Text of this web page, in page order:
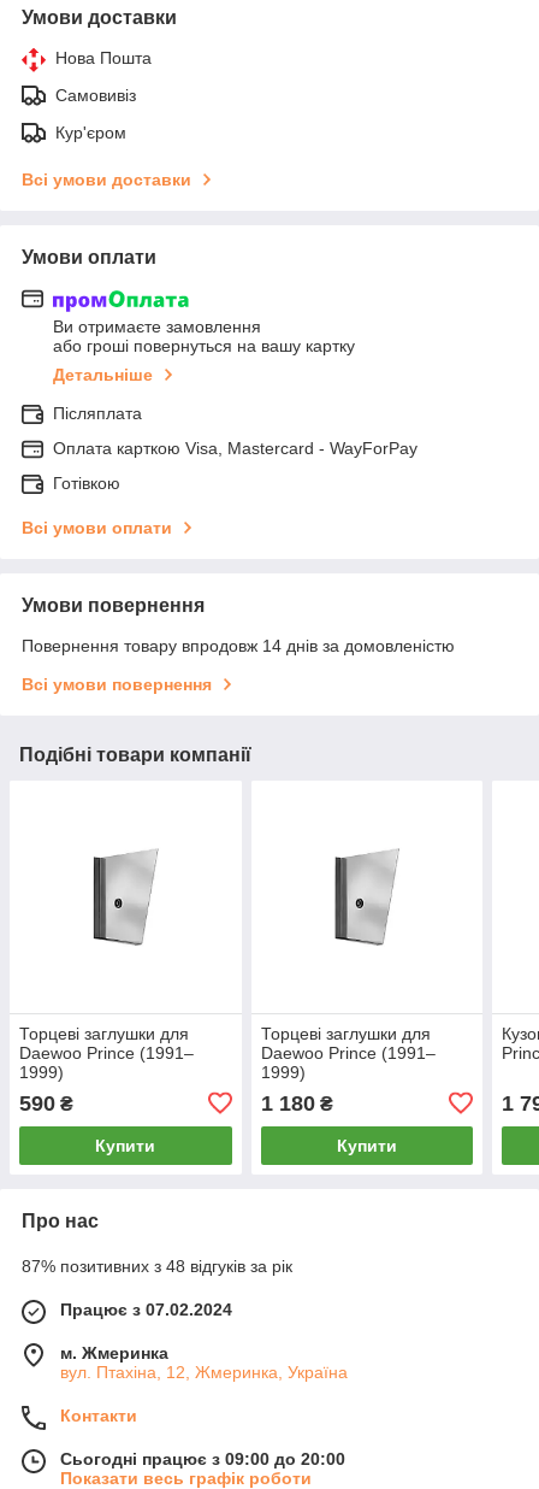
Умови доставки
Нова Пошта
Самовивіз
Кур'єром
Всі умови доставки
Умови оплати
Ви отримаєте замовлення
або гроші повернуться на вашу картку
Детальніше
Післяплата
Оплата карткою Visa, Mastercard - WayForPay
Готівкою
Всі умови оплати
Умови повернення
Повернення товару впродовж 14 днів за домовленістю
Всі умови повернення
Подібні товари компанії
Торцеві заглушки для
Daewoo Prince (1991–
1999)
590 ₴
Купити
Торцеві заглушки для
Daewoo Prince (1991–
1999)
1 180₴
Купити
1
Про нас
87% позитивних з 48 відгуків за рік
Працює з 07.02.2024
м. Жмеринка
вул. Птахіна, 12, Жмеринка, Україна
Контакти
Сьогодні працює з 09:00 до 20:00
Показати весь графік роботи